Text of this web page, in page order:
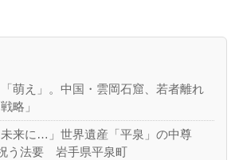
萌え」。中国・雲岡石窟、若者離れ
略」
未来に…」世界遺産「平泉」の中尊
う法要 岩手県平泉町